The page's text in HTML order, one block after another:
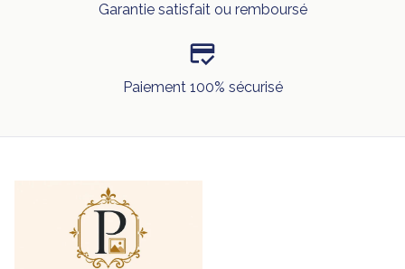
Garantie satisfait ou remboursé
Paiement 100% sécurisé